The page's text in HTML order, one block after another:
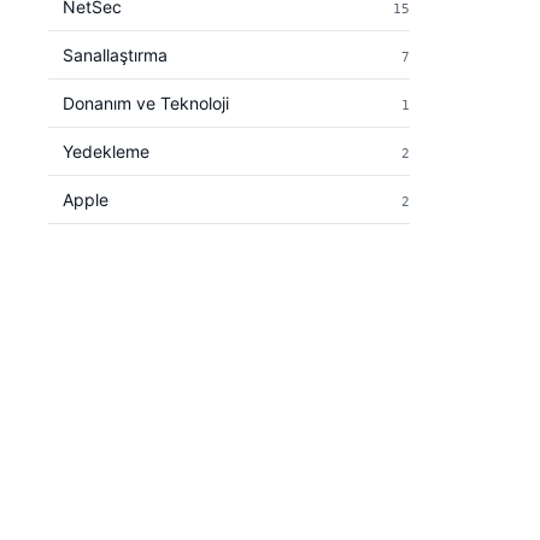
NetSec 15
Sanallaştırma 7
Donanım ve Teknoloji 1
Yedekleme 2
Apple 2